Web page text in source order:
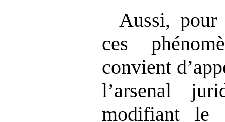
Aussi,
ces
convient
l’arsenal
modifiant le